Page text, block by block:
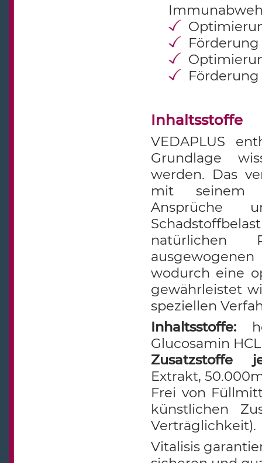
Inhaltsstoffe
VEDAPLUS
Grundlage
werden. Das
mit seinem
Ansprüche
natürlichen
wodurch eine
gewährleistet
speziellen
Inhaltsstoffe:
Glucosamin
Zusatzstoffe
Extrakt,
Frei von
künstlichen
Verträglichkeit).
Vitalisis